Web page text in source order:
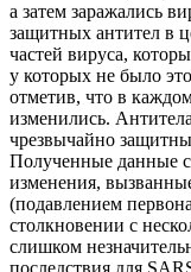
а затем заражались
защитных антител в
частей вируса,
у которых не было
отметив, что в
изменились.
чрезвычайно
Полученные данные
изменения,
(подавлением
столкновении с
слишком
последствия для